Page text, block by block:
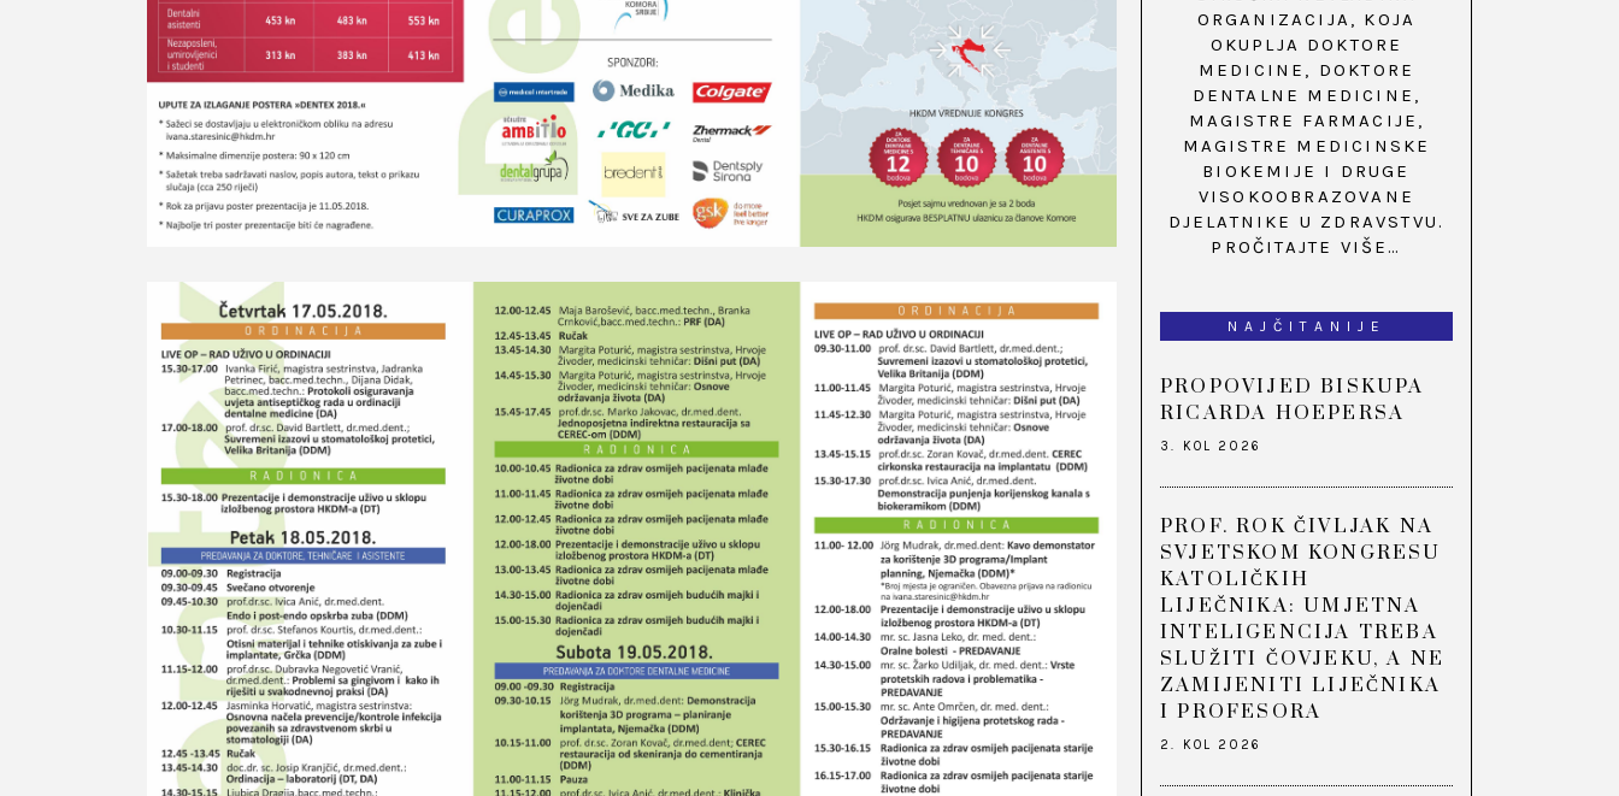
ORGANIZACIJA, KOJA
OKUPLJA DOKTORE
MEDICINE, DOKTORE
DENTALNE MEDICINE,
MAGISTRE FARMACIJE,
MAGISTRE MEDICINSKE
BIOKEMIJE I DRUGE
VISOKOOBRAZOVANE
DJELATNIKE U ZDRAVSTVU.
PROČITAJTE VIŠE…
NAJČITANIJE
PROPOVIJED BISKUPA
RICARDA HOEPERSA
3. KOL 2026
PROF. ROK ČIVLJAK NA
SVJETSKOM KONGRESU
KATOLIČKIH
LIJEČNIKA: UMJETNA
INTELIGENCIJA TREBA
SLUŽITI ČOVJEKU, A NE
ZAMIJENITI LIJEČNIKA
I PROFESORA
2. KOL 2026